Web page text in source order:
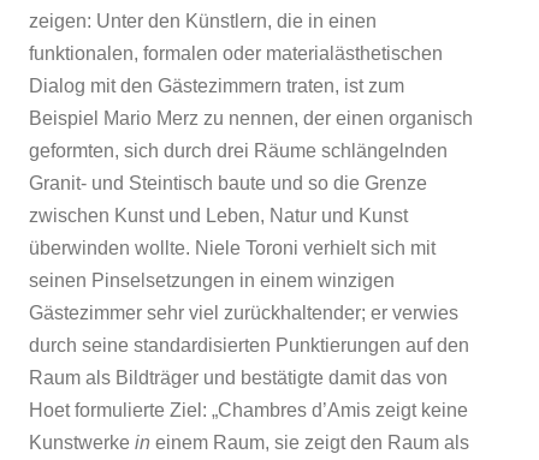
zeigen: Unter den Künstlern, die in einen
funktionalen, formalen oder materialästhetischen
Dialog mit den Gästezimmern traten, ist zum
Beispiel Mario Merz zu nennen, der einen organisch
geformten, sich durch drei Räume schlängelnden
Granit- und Steintisch baute und so die Grenze
zwischen Kunst und Leben, Natur und Kunst
überwinden wollte. Niele Toroni verhielt sich mit
seinen Pinselsetzungen in einem winzigen
Gästezimmer sehr viel zurückhaltender; er verwies
durch seine standardisierten Punktierungen auf den
Raum als Bildträger und bestätigte damit das von
Hoet formulierte Ziel: „Chambres d’Amis zeigt keine
Kunstwerke in einem Raum, sie zeigt den Raum als